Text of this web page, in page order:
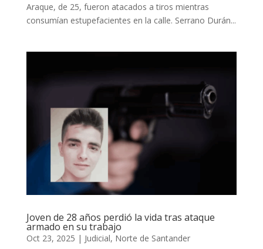
Araque, de 25, fueron atacados a tiros mientras
consumían estupefacientes en la calle. Serrano Durán...
Joven de 28 años perdió la vida tras ataque
armado en su trabajo
Oct 23, 2025 | Judicial, Norte de Santander